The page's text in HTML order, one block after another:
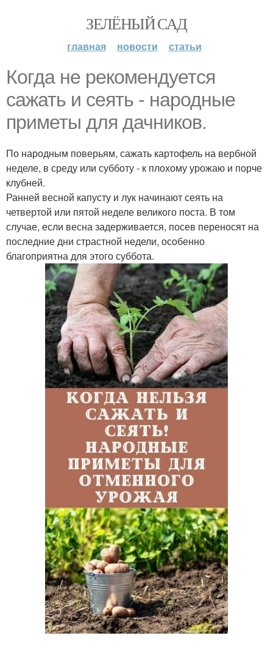
ЗЕЛЁНЫЙ САД
главная новости статьи
Когда не рекомендуется
сажать и сеять - народные
приметы для дачников.
По народным поверьям, сажать картофель на вербной
неделе, в среду или субботу - к плохому урожаю и порче
клубней.
Ранней весной капусту и лук начинают сеять на
четвертой или пятой неделе великого поста. В том
случае, если весна задерживается, посев переносят на
последние дни страстной недели, особенно
благоприятна для этого суббота.